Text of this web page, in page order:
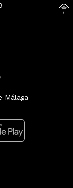
Málaga